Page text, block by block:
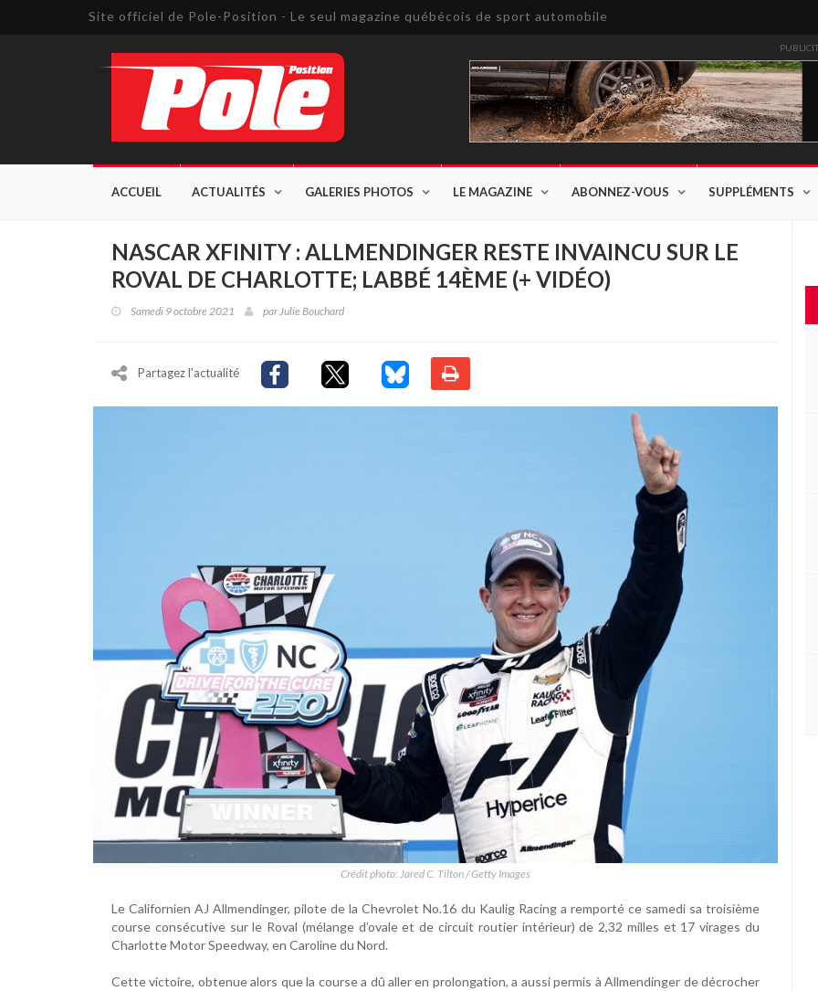
Site officiel de Pole-Position - Le seul magazine québécois de sport automobile
ACCUEIL ACTUALITÉS GALERIES PHOTOS LE MAGAZINE ABONNEZ-VOUS SUPPLÉMENTS
NASCAR XFINITY : ALLMENDINGER RESTE INVAINCU SUR LE
ROVAL DE CHARLOTTE; LABBÉ 14ÈME (+ VIDÉO)
Samedi 9 octobre 2021 parJulie Bouchard
Partagez l'actualité
Crédit photo: Jared C. Tilton / Getty Images
Le Californien AJ Allmendinger, pilote de la Chevrolet No.16 du Kaulig Racing a remporté ce samedi sa troisième
course consécutive sur le Roval (mélange d’ovale et de circuit routier intérieur) de 2,32 milles et 17 virages du
Charlotte Motor Speedway, en Caroline du Nord.
Cette victoire, obtenue alors que la course a dû aller en prolongation, a aussi permis à Allmendinger de décrocher